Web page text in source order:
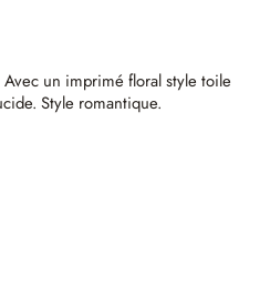
Avec un imprimé floral style toile
Style romantique.